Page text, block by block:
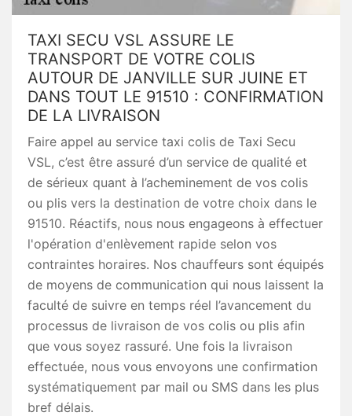
TAXI SECU VSL ASSURE LE
TRANSPORT DE VOTRE COLIS
AUTOUR DE JANVILLE SUR JUINE ET
DANS TOUT LE 91510 : CONFIRMATION
DE LA LIVRAISON
Faire appel au service taxi colis de Taxi Secu
VSL, c’est être assuré d’un service de qualité et
de sérieux quant à l’acheminement de vos colis
ou plis vers la destination de votre choix dans le
91510. Réactifs, nous nous engageons à effectuer
l'opération d'enlèvement rapide selon vos
contraintes horaires. Nos chauffeurs sont équipés
de moyens de communication qui nous laissent la
faculté de suivre en temps réel l’avancement du
processus de livraison de vos colis ou plis afin
que vous soyez rassuré. Une fois la livraison
effectuée, nous vous envoyons une confirmation
systématiquement par mail ou SMS dans les plus
bref délais.